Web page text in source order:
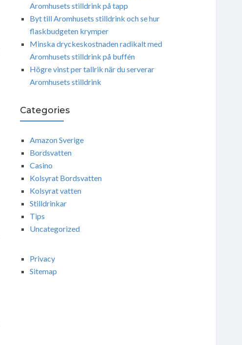
Aromhusets stilldrink på tapp
Byt till Aromhusets stilldrink och se hur
flaskbudgeten krymper
Minska dryckeskostnaden radikalt med
Aromhusets stilldrink på buffén
Högre vinst per tallrik när du serverar
Aromhusets stilldrink
Categories
Amazon Sverige
Bordsvatten
Casino
Kolsyrat Bordsvatten
Kolsyrat vatten
Stilldrinkar
Tips
Uncategorized
Privacy
Sitemap